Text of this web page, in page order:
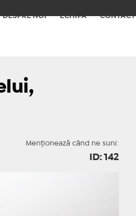
DESPRE NOI ECHIPA CONTACT
Menționează când ne suni:
ID: 142